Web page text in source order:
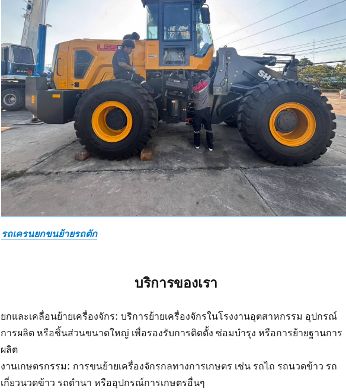
รถเครนยกขนย้ายรถตัก
บริการของเรา
ยกและเคลื่อนย้ายเครื่องจักร: บริการย้ายเครื่องจักรในโรงงานอุตสาหกรรม อุปกรณ์
การผลิต หรือชิ้นส่วนขนาดใหญ่ เพื่อรองรับการติดตั้ง ซ่อมบำรุง หรือการย้ายฐานการ
ผลิต
งานเกษตรกรรม: การขนย้ายเครื่องจักรกลทางการเกษตร เช่น รถไถ รถนวดข้าว รถ
เกี่ยวนวดข้าว รถดำนา หรืออุปกรณ์การเกษตรอื่นๆ